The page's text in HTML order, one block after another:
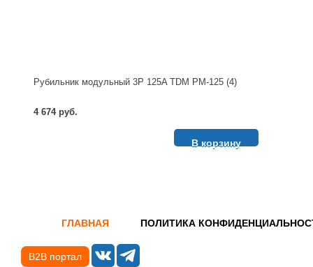
Рубильник модульный 3P 125A TDM РМ-125 (4)
4 674 руб.
В корзину
ГЛАВНАЯ ПОЛИТИКА
B2B портал